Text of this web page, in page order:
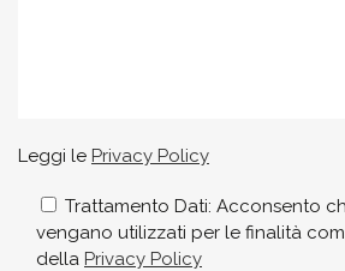
Leggi le Privacy Policy
Trattamento Dati: Acconsento
vengano utilizzati per le finalità
della Privacy Policy